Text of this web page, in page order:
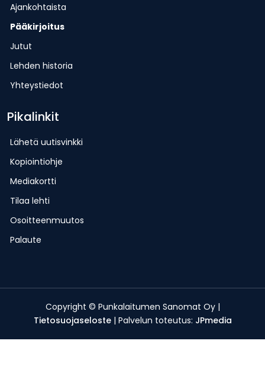
Ajankohtaista
Pääkirjoitus
Jutut
Lehden historia
Yhteystiedot
Pikalinkit
Lähetä uutisvinkki
Kopiointiohje
Mediakortti
Tilaa lehti
Osoitteenmuutos
Palaute
Copyright © Punkalaitumen Sanomat Oy |
Tietosuojaseloste| Palvelun toteutus: JPmedia